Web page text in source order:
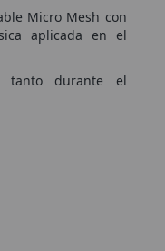
Micro Mesh con
aplicada en el
tanto durante el